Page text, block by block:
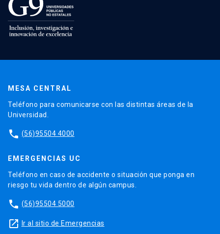
MESA CENTRAL
Teléfono para comunicarse con las distintas áreas de la
Universidad.
phone (56)95504 4000
EMERGENCIAS UC
Teléfono en caso de accidente o situación que ponga en
riesgo tu vida dentro de algún campus.
phone (56)95504 5000
launch Ir al sitio de Emergencias